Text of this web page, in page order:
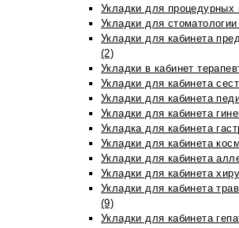
Укладки для процедурных
Укладки для
Укладки для кабинета
(2)
Укладки в кабинет
Укладки для кабинета
Укладки для кабинета
Укладки для кабинета
Укладка для кабинета
Укладки для кабинета
Укладки для кабинета
Укладки для кабинета
Укладки для кабинета
(9)
Укладки для кабинета